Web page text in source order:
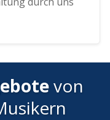
von